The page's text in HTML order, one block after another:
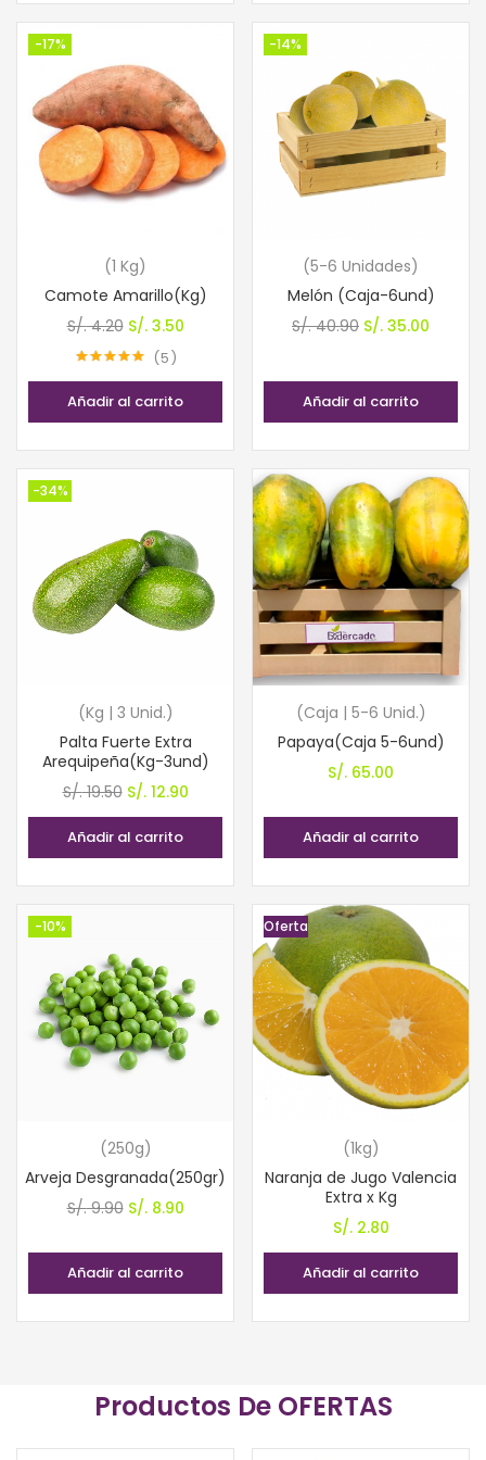
-17%
(1 Kg)
Camote Amarillo(Kg)
S/.4.20 El
precio
original
era:
S/.3.50El
actual
es:
5
Añadir al carrito
-14%
(5-6 Unidades)
Melón (Caja-6und)
S/.40.90 El
original
era:
S/. 35.00
actual
Añadir al carrito
-34%
(Kg | 3 Unid.)
Palta Fuerte Extra
Arequipeña(Kg-3und)
S/.19.50 El
precio
original
S/.12.90El
precio
Añadir al carrito
(Caja | 5-6 Unid.)
Papaya(Caja 5-6und)
S/. 65.00
Añadir al carrito
-10%
(250g)
Arveja Desgranada(250gr)
S/.9.90 El
original
era:
S/. 9.90.
S/.8.90El
es:
S/. 8.90.
Añadir al carrito
Oferta
(1kg)
Naranja de Jugo Valencia
Extra x Kg
S/.2.80
Añadir al carrito
Productos De OFERTAS